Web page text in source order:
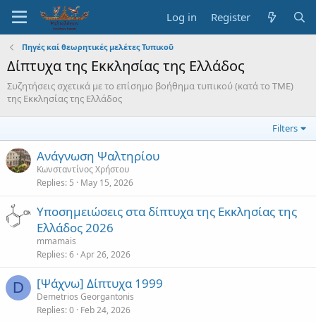
Log in Register
Πηγές καί θεωρητικές μελέτες Τυπικοῦ
Δίπτυχα της Εκκλησίας της Ελλάδος
Συζητήσεις σχετικά με το επίσημο βοήθημα τυπικού (κατά το ΤΜΕ)
της Εκκλησίας της Ελλάδος
Filters
Ανάγνωση Ψαλτηρίου
Κωνσταντίνος Χρήστου
Replies 5 May 15, 2026
Υποσημειώσεις στα δίπτυχα της Εκκλησίας της
Ελλάδος 2026
mmamais
Replies 6 Apr 26, 2026
D [Ψάχνω] Δίπτυχα 1999
Demetrios Georgantonis
Replies 0 Feb 24, 2026